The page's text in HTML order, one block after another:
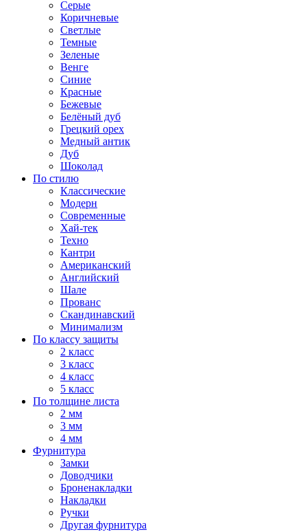
Серые
Коричневые
Светлые
Темные
Зеленые
Венге
Синие
Красные
Бежевые
Белёный дуб
Грецкий орех
Медный антик
Дуб
Шоколад
По стилю
Классические
Модерн
Современные
Хай-тек
Техно
Кантри
Американский
Английский
Шале
Прованс
Скандинавский
Минимализм
По классу защиты
2 класс
3 класс
4 класс
5 класс
По толщине листа
2 мм
3 мм
4 мм
Фурнитура
Замки
Доводчики
Броненакладки
Накладки
Ручки
Другая фурнитура